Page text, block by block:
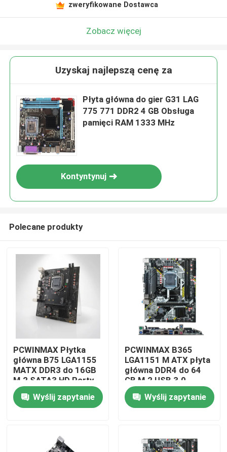
Dom
zweryfikowane Dostawca
Zobacz więcej
Uzyskaj najlepszą cenę za
Płyta główna do gier G31 LAG
775 771 DDR2 4 GB Obsługa
pamięci RAM 1333 MHz
Kontyntynuj
Polecane produkty
PCWINMAX Płytka
główna B75 LGA1155
MATX DDR3 do 16GB
M.2 SATA3 HD Porty
VGA Płytka
stacjonarna dla
komputerów
Wyślij zapytanie
PCWINMAX B365
LGA1151 M ATX płyta
główna DDR4 do 64
GB M.2 USB 3.0
obsługa procesorów
8. 9. generacji OEM
hurtownia
Wyślij zapytanie